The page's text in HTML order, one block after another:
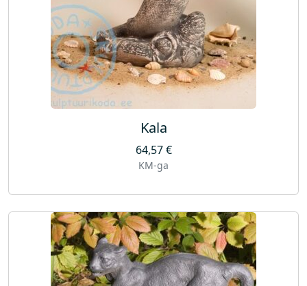
Kala
64,57€
KM-ga